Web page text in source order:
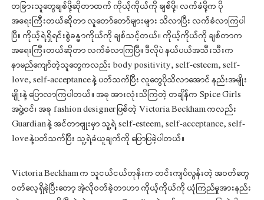
တခြားသူတွေချစ်ဖို့ဆိုတာထက် ကိုယ့်ကိုယ်ကို ချစ်ဖို့၊ လက်ခံဖို့က ပို
အရေးကြီးတယ်ဆိုတာ လူတော်တော်များများ သိလာပြီး လက်ခံလာကြပါ
ပြီ။ ကိုယ့်ရဲ့ရှိရင်းစွဲခန္ဓာကိုယ်ကို ချစ်သင့်တယ်။ ကိုယ့်ကိုယ်ကို ချစ်တာက
အရေးကြီးတယ်ဆိုတာ လက်ခံလာကြပြီ။ ဒီလိုပဲ နယ်ပယ်အသီးသီးက
နာမည်ကျော်တဲ့သူတွေကလည်း body positivity, self-esteem, self-
love, self-acceptance နဲ့ ပတ်သက်ပြီး လူတွေပိုသိလာအောင် နည်းအမျိုး
မျိုးနဲ့ ပြောလာကြပါတယ်။ အခု အားလုံးသိကြတဲ့ တချိန်က Spice Girls
အဖွဲ့ဝင်၊ အခု fashion designer ဖြစ်တဲ့ Victoria Beckham ကလည်း
Guardian နဲ့ အင်တာဗျုးမှာ သူ့ရဲ့ self-esteem, self-acceptance, self-
love နဲ့ပတ်သက်ပြီး သူ့ရဲ့ခံယူချက်ကို ပြောပြခဲ့ပါတယ်။
Victoria Beckham က သူငယ်ငယ်တုန်းက တင်းကျပ်လွန်းတဲ့ အဝတ်တွေ
ဝတ်လေ့ရှိခဲ့ပြီးတော့ အဲ့လိုဝတ်ခဲ့တာဟာ ကိုယ့်ကိုယ်ကို ယုံကြည်မှုအားနည်း